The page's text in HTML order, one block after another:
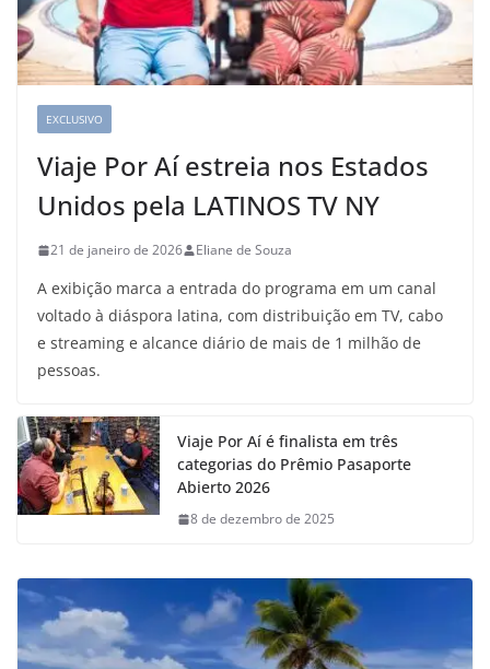
EXCLUSIVO
Viaje Por Aí estreia nos Estados
Unidos pela LATINOS TV NY
21 de janeiro de 2026 Eliane de Souza
A exibição marca a entrada do programa em um canal
voltado à diáspora latina, com distribuição em TV, cabo
e streaming e alcance diário de mais de 1 milhão de
pessoas.
Viaje Por Aí é finalista em três
categorias do Prêmio Pasaporte
Abierto 2026
8 de dezembro de 2025